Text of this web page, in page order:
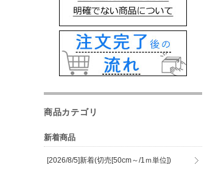
商品カテゴリ
新着商品
[2026/8/5]新着(切売[50cm～/1ｍ単位])